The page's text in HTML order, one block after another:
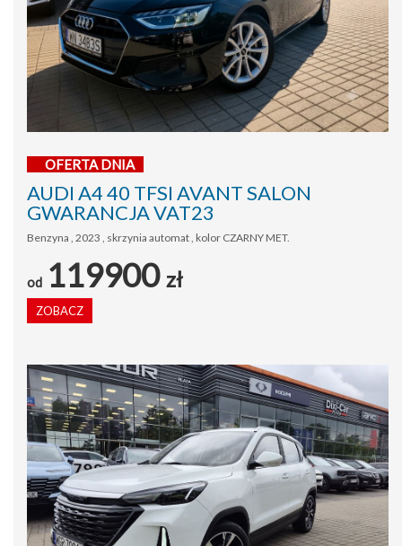
OFERTA DNIA
AUDI A4 40 TFSI AVANT SALON
GWARANCJA VAT23
Benzyna , 2023 , skrzynia automat , kolor CZARNY MET.
od 119900 zł
ZOBACZ